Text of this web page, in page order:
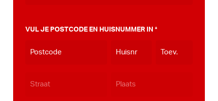
MM
JJJJ
VUL JE POSTCODE EN HUISNUMMER IN *